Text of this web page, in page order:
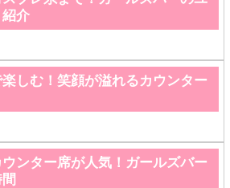
介
しむ！笑顔が溢れるカウンター
ンター席が人気！ガールズバー